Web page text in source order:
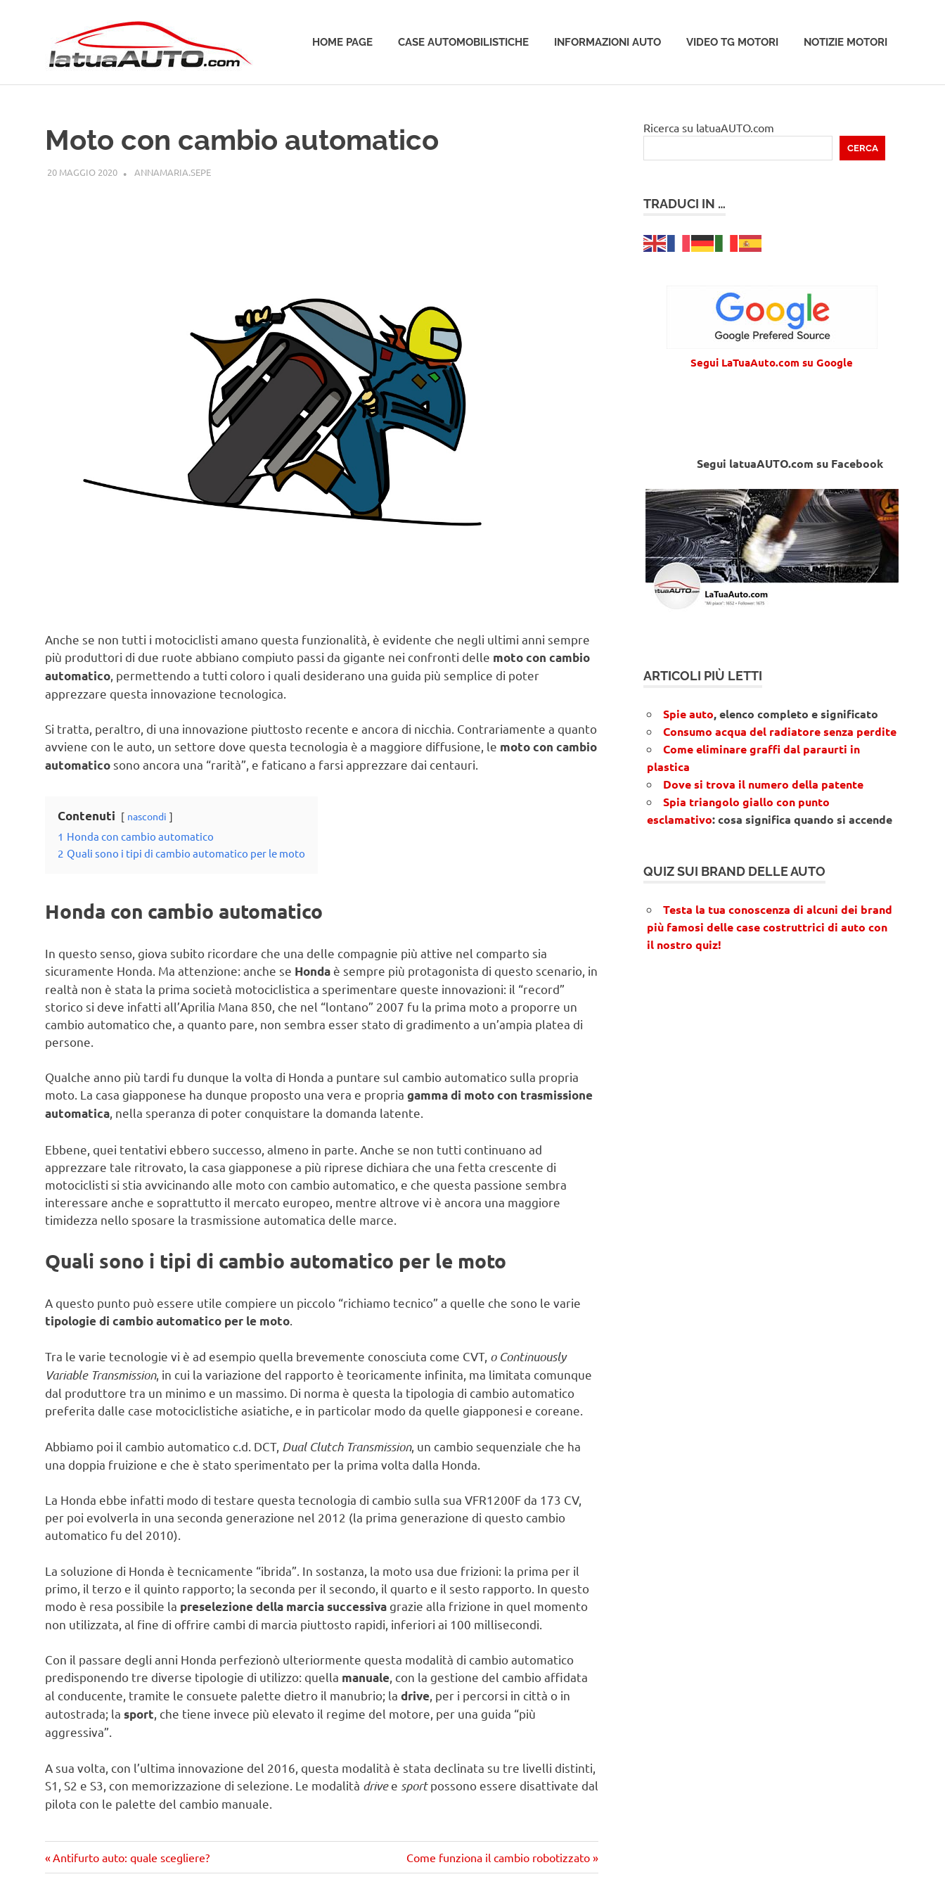
HOME PAGE CASE AUTOMOBILISTICHE INFORMAZIONI AUTO VIDEO TG MOTORI NOTIZIE MOTORI
Moto con cambio automatico
20 MAGGIO 2020 ANNAMARIA.SEPEGUIDE
Anche se non tutti i motociclisti amano questa funzionalità, è evidente che negli ultimi anni sempre
più produttori di due ruote abbiano compiuto passi da gigante nei confronti delle moto con cambio
automatico , permettendo a tutti coloro i quali desiderano una guida più semplice di poter
apprezzare questa innovazione tecnologica.
Si tratta, peraltro, di una innovazione piuttosto recente e ancora di nicchia. Contrariamente a quanto
avviene con le auto, un settore dove questa tecnologia è a maggiore diffusione, le moto con cambio
automatico sono ancora una “rarità”, e faticano a farsi apprezzare dai centauri.
Contenuti nascondi
1 Honda con cambio automatico
2 Quali sono i tipi di cambio automatico per le moto
Honda con cambio automatico
In questo senso, giova subito ricordare che una delle compagnie più attive nel comparto sia
sicuramente Honda. Ma attenzione: anche se Honda è sempre più protagonista di questo scenario, in
realtà non è stata la prima società motociclistica a sperimentare queste innovazioni: il “record”
storico si deve infatti all’Aprilia Mana 850, che nel “lontano” 2007 fu la prima moto a proporre un
cambio automatico che, a quanto pare, non sembra esser stato di gradimento a un’ampia platea di
persone.
Qualche anno più tardi fu dunque la volta di Honda a puntare sul cambio automatico sulla propria
moto. La casa giapponese ha dunque proposto una vera e propria gamma di moto con trasmissione
automatica, nella speranza di poter conquistare la domanda latente.
Ebbene, quei tentativi ebbero successo, almeno in parte. Anche se non tutti continuano ad
apprezzare tale ritrovato, la casa giapponese a più riprese dichiara che una fetta crescente di
motociclisti si stia avvicinando alle moto con cambio automatico, e che questa passione sembra
interessare anche e soprattutto il mercato europeo, mentre altrove vi è ancora una maggiore
timidezza nello sposare la trasmissione automatica delle marce.
Quali sono i tipi di cambio automatico per le moto
A questo punto può essere utile compiere un piccolo “richiamo tecnico” a quelle che sono le varie
tipologie di cambio automatico per le moto
Tra le varie tecnologie vi è ad esempio quella brevemente conosciuta come CVT, o Continuously
Variable Transmission, in cui la variazione del rapporto è teoricamente infinita, ma limitata comunque
dal produttore tra un minimo e un massimo. Di norma è questa la tipologia di cambio automatico
preferita dalle case motociclistiche asiatiche, e in particolar modo da quelle giapponesi e coreane.
Abbiamo poi il cambio automatico c.d. DCT, Dual Clutch Transmission, un cambio sequenziale che ha
una doppia fruizione e che è stato sperimentato per la prima volta dalla Honda.
La Honda ebbe infatti modo di testare questa tecnologia di cambio sulla sua VFR1200F da 173 CV,
per poi evolverla in una seconda generazione nel 2012 (la prima generazione di questo cambio
automatico fu del 2010).
La soluzione di Honda è tecnicamente “ibrida”. In sostanza, la moto usa due frizioni: la prima per il
primo, il terzo e il quinto rapporto; la seconda per il secondo, il quarto e il sesto rapporto. In questo
modo è resa possibile la preselezione della marcia successiva grazie alla frizione in quel momento
non utilizzata, al fine di offrire cambi di marcia piuttosto rapidi, inferiori ai 100 millisecondi.
Con il passare degli anni Honda perfezionò ulteriormente questa modalità di cambio automatico
predisponendo tre diverse tipologie di utilizzo: quella manuale, con la gestione del cambio affidata
al conducente, tramite le consuete palette dietro il manubrio; la drive, per i percorsi in città o in
autostrada; la sport, che tiene invece più elevato il regime del motore, per una guida “più
aggressiva”.
A sua volta, con l’ultima innovazione del 2016, questa modalità è stata declinata su tre livelli distinti,
S1, S2 e S3, con memorizzazione di selezione. Le modalità drivee sportpossono essere disattivate dal
pilota con le palette del cambio manuale.
Navigazione
Precedente
articolo:
Antifurto auto: quale scegliere?
Prossimo
articolo
Come funziona il cambio robotizzato
Ricerca su latuaAUTO.com
CERCA
TRADUCI IN …
Segui LaTuaAuto.com su Google
Segui latuaAUTO.com su Facebook
ARTICOLI PIÙ LETTI
Spie auto, elenco completo e significato
Consumo acqua del radiatore senza perdite
Come eliminare graffi dal paraurti in
plastica
Dove si trova il numero della patente
Spia triangolo giallo con punto
esclamativo: cosa significa quando si accende
QUIZ SUI BRAND DELLE AUTO
Testa la tua conoscenza di alcuni dei brand
più famosi delle case costruttrici di auto con
il nostro quiz!